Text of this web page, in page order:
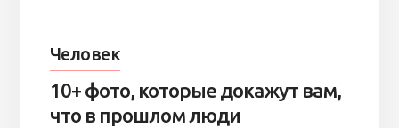
Человек
10+ фото, которые докажут вам,
что в прошлом люди